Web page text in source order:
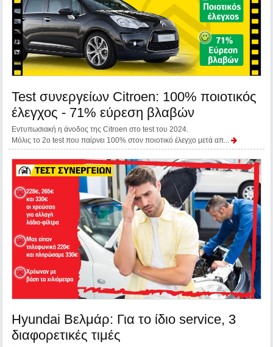
Test συνεργείων Citroen: 100% ποιοτικός
έλεγχος - 71% εύρεση βλαβών
Εντυπωσιακή η άνοδος της Citroen στο test του 2024.
Μόλις το 2ο test που παίρνει 100% στον ποιοτικό έλεγχο μετά απ...
Hyundai Βελμάρ: Για το ίδιο service, 3
διαφορετικές τιμές